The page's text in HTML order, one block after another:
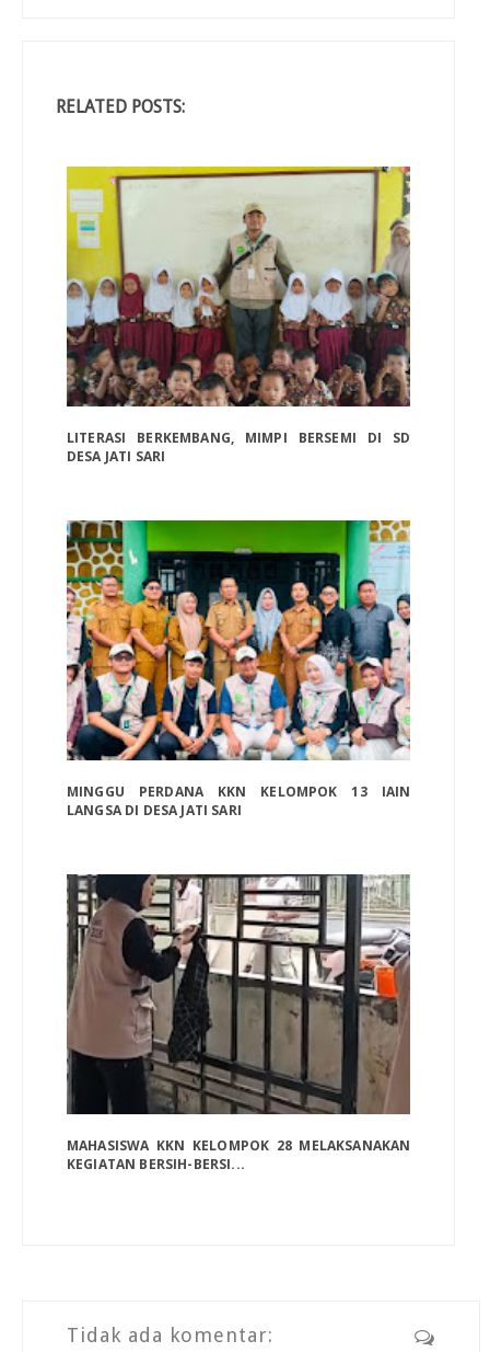
RELATED POSTS:
LITERASI BERKEMBANG, MIMPI BERSEMI DI SD
DESA JATI SARI
MINGGU PERDANA KKN KELOMPOK 13 IAIN
LANGSA DI DESA JATI SARI
MAHASISWA KKN KELOMPOK 28 MELAKSANAKAN
KEGIATAN BERSIH-BERSI...
Tidak ada komentar: